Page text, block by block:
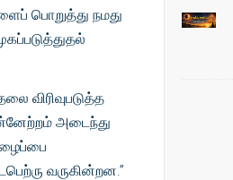
பொறுத்து நமது
விரிவுபடுத்த
அடைந்து
வருகின்றன.”